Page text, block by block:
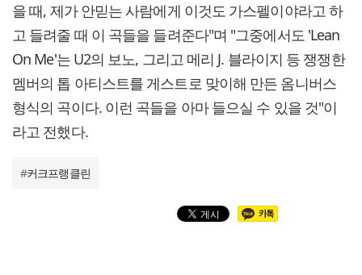
을 때, 제가 안믿는 사람에게 이것도 가스펠이야라고 하
고 들려줄 때 이 곡들을 들려준다"며 "그중에서도 'Lean
On Me'는 U2의 보노, 그리고 메리 J. 블라이지 등 쟁쟁한
멤버의 톱 아티스트를 게스트로 맞이해 만든 옴니버스
형식의 곡이다. 이런 곡들을 아마 들으실 수 있을 것"이
라고 전했다.
#커크프랭클린